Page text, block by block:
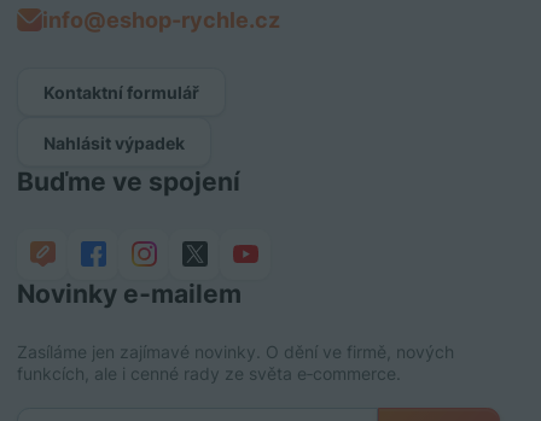
info@eshop-rychle.cz
Kontaktní formulář
Nahlásit výpadek
Buďme ve spojení
Novinky e‑mailem
Zasíláme jen zajímavé novinky. O dění ve firmě, nových
funkcích, ale i cenné rady ze světa e‑commerce.